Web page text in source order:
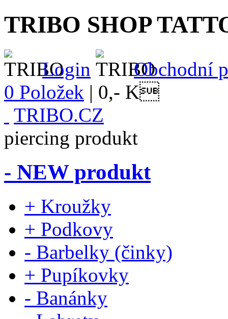
TRIBO SHOP
Login
Obchodní
0 Položek | 0,- K
TRIBO.CZ
piercing produkt
- NEW produkt
+ Kroužky
+ Podkovy
- Barbelky (činky)
+ Pupíkovky
- Banánky